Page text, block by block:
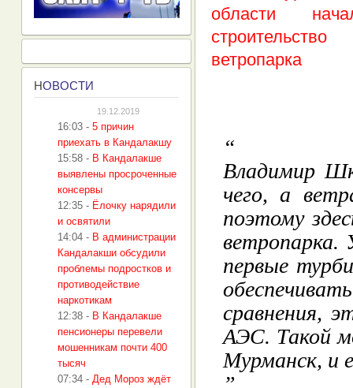
Владимир
чего, а
поэтому
ветропарка.
первые
сравнения,
АЭС. Такой
Мурманск, и
НОВОСТИ
19.12.2019
16:03 - 5 причин
приехать в Кандалакшу
15:58 - В Кандалакше
выявлены просроченные
консервы
12:35 - Ёлочку нарядили
и освятили
14:04 - В администрации
Кандалакши обсудили
проблемы подростков и
противодействие
наркотикам
12:38 - В Кандалакше
пенсионеры перевели
мошенникам почти 400
тысяч
07:34 - Дед Мороз ждёт